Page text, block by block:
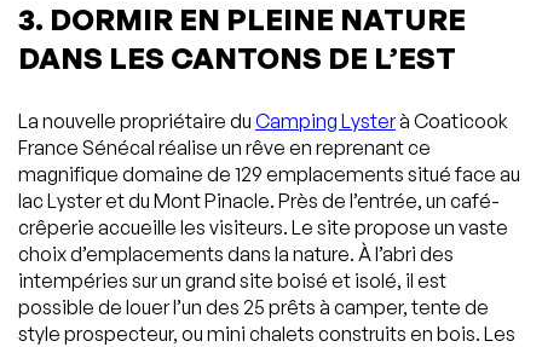
3. DORMIR EN PLEINE NATURE
DANS LES CANTONS DE L’EST
La nouvelle propriétaire du Camping Lysterà Coaticook
France Sénécal réalise un rêve en reprenant ce
magnifique domaine de 129 emplacements situé face au
lac Lyster et du Mont Pinacle. Près de l’entrée, un café-
crêperie accueille les visiteurs. Le site propose un vaste
choix d’emplacements dans la nature. À l’abri des
intempéries sur un grand site boisé et isolé, il est
possible de louer l’un des 25 prêts à camper, tente de
style prospecteur, ou mini chalets construits en bois. Les